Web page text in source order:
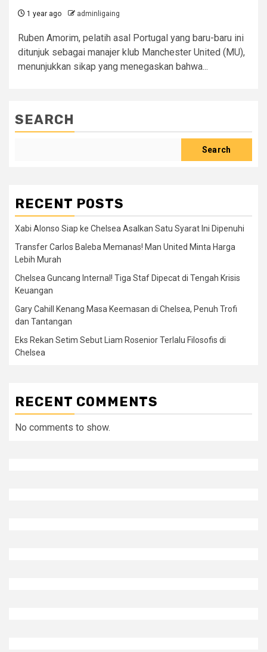
1 year ago adminligaing
Ruben Amorim, pelatih asal Portugal yang baru-baru ini
ditunjuk sebagai manajer klub Manchester United (MU),
menunjukkan sikap yang menegaskan bahwa...
SEARCH
Search
RECENT POSTS
Xabi Alonso Siap ke Chelsea Asalkan Satu Syarat Ini Dipenuhi
Transfer Carlos Baleba Memanas! Man United Minta Harga
Lebih Murah
Chelsea Guncang Internal! Tiga Staf Dipecat di Tengah Krisis
Keuangan
Gary Cahill Kenang Masa Keemasan di Chelsea, Penuh Trofi
dan Tantangan
Eks Rekan Setim Sebut Liam Rosenior Terlalu Filosofis di
Chelsea
RECENT COMMENTS
No comments to show.